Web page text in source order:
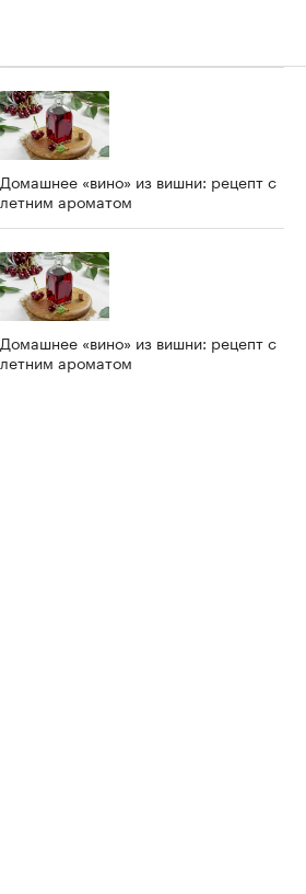
Домашнее «вино» из вишни: рецепт с
летним ароматом
Домашнее «вино» из вишни: рецепт с
летним ароматом